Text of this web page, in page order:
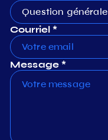
Question générale
Courriel *
Message *